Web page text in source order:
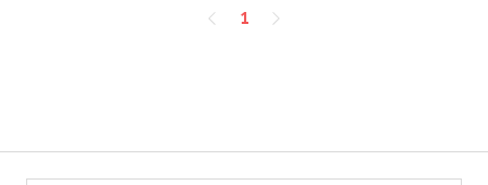
페
1